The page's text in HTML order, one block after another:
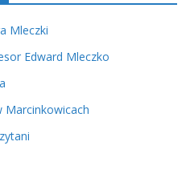
Mleczki
Edward Mleczko
Marcinkowicach